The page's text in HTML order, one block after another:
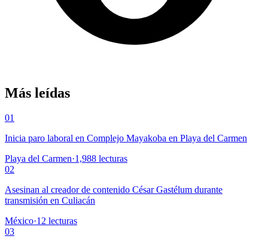
Más leídas
01
Inicia paro laboral en Complejo Mayakoba en Playa del Carmen
Playa del Carmen·1,988 lecturas
02
Asesinan al creador de contenido César Gastélum durante
transmisión en Culiacán
México·12 lecturas
03